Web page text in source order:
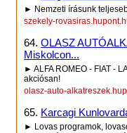
► Nemzeti írásunk
szekely-
64. OLASZ
Miskolcon...
► ALFA ROMEO - FIAT -
akciósan!
olasz-auto-
65. Karcagi
► Lovas programok,